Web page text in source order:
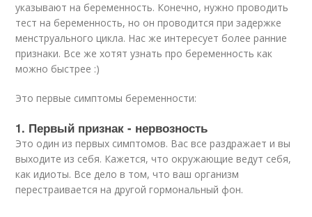
указывают на беременность. Конечно, нужно проводить
тест на беременность, но он проводится при задержке
менструального цикла. Нас же интересует более ранние
признаки. Все же хотят узнать про беременность как
можно быстрее :)
Это первые симптомы беременности:
1. Первый признак - нервозность
Это один из первых симптомов. Вас все раздражает и вы
выходите из себя. Кажется, что окружающие ведут себя,
как идиоты. Все дело в том, что ваш организм
перестраивается на другой гормональный фон.